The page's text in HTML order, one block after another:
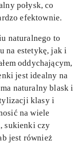
połysk, co
efektownie.
naturalnego to
na estetykę, jak i
oddychającym,
jest idealny na
naturalny blask i
klasy i
na wiele
sukienki czy
jest również